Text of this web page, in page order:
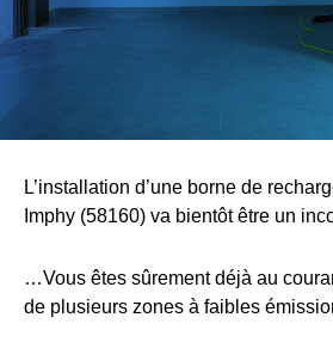
L’installation d’une borne de
Imphy (58160) va bientôt être un
…Vous êtes sûrement déjà au
de plusieurs zones à faibles